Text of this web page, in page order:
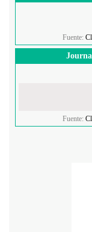
Fuente:
Fuente: